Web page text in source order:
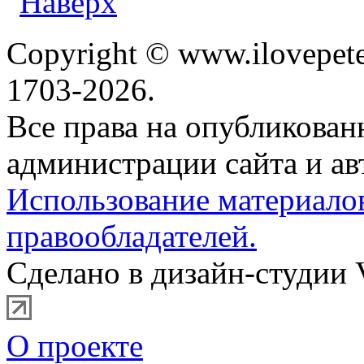
Copyright ©
1703-2026.
Все права на
администрации сайта и
Использование
правообладателей.
Сделано в дизайн-студии
О проекте